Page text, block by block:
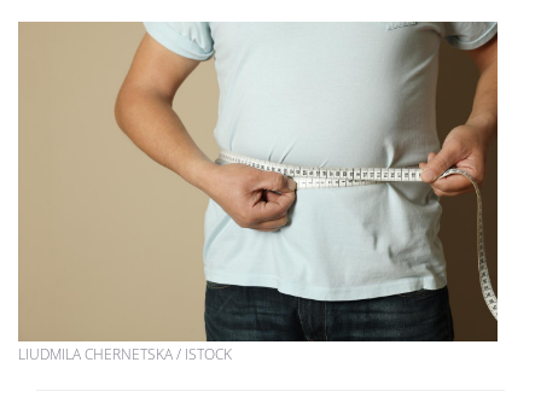
LIUDMILA CHERNETSKA / ISTOCK